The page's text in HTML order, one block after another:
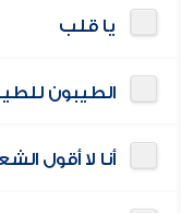
يا قلب
الطيبون
أنا لا أقول